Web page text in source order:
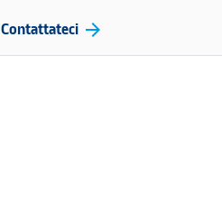
Contattateci arrow_forward